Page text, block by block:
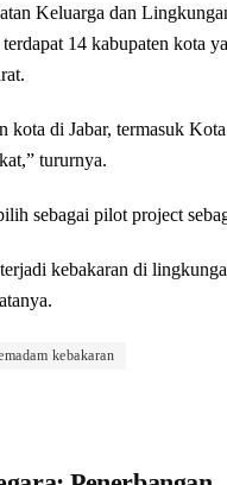
Keluarga dan
14 kabupaten kota
kota di Jabar, termasuk
tururnya.
sebagai pilot project
kebakaran di
kebakaran